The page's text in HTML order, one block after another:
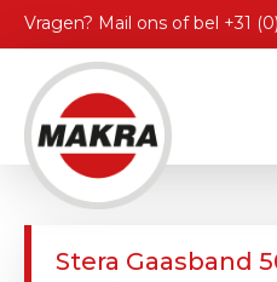
Vragen? Mail ons of bel +31
Stera Gaasband